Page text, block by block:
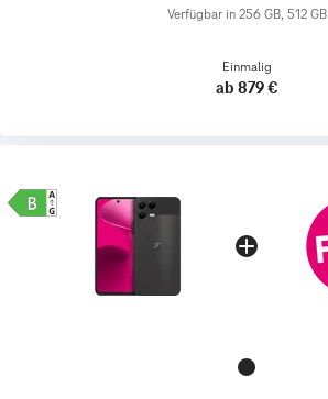
Verfügbar in 256 GB, 512 GB
Einmalig
ab 879 €